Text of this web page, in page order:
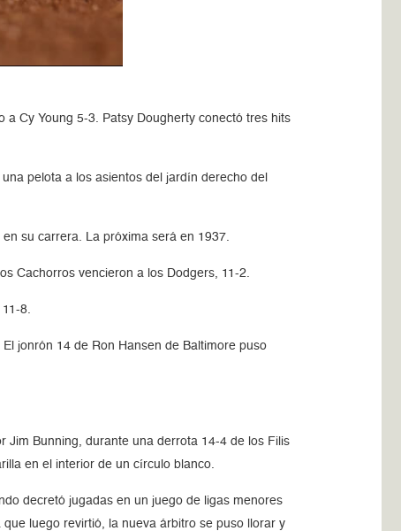
Cy Young 5-3. Patsy Dougherty conectó tres hits
pelota a los asientos del jardín derecho del
su carrera. La próxima será en 1937.
Cachorros vencieron a los Dodgers, 11-2.
8.
jonrón 14 de Ron Hansen de Baltimore puso
Jim Bunning, durante una derrota 14-4 de los Filis
en el interior de un círculo blanco.
decretó jugadas en un juego de ligas menores
luego revirtió, la nueva árbitro se puso llorar y